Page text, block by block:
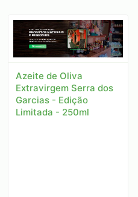
Azeite de Oliva
Extravirgem Serra dos
Garcias - Edição
Limitada - 250ml